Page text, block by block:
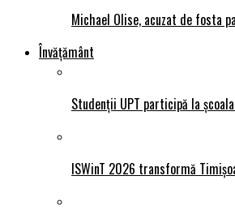
Michael Olise, acuzat de fosta
Învățământ
Studenții UPT participă la
ISWinT 2026 transformă